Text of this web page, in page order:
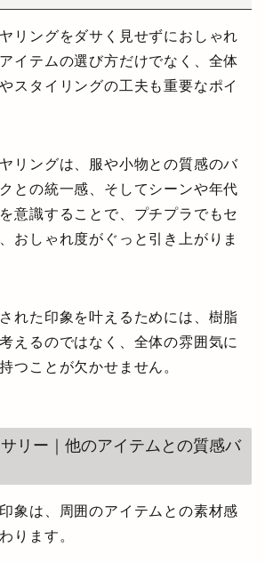
リングをダサく見せずにおしゃれ
イテムの選び方だけでなく、全体
スタイリングの工夫も重要なポイ
リングは、服や小物との質感のバ
との統一感、そしてシーンや年代
意識することで、プチプラでもセ
おしゃれ度がぐっと引き上がりま
れた印象を叶えるためには、樹脂
えるのではなく、全体の雰囲気に
つことが欠かせません。
リー｜他のアイテムとの質感バ
象は、周囲のアイテムとの素材感
ります。